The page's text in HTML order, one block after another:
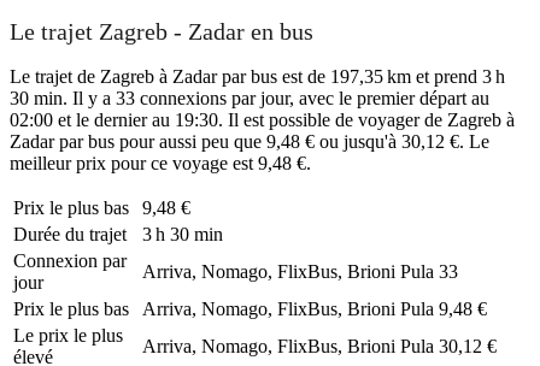
Le trajet Zagreb - Zadar en bus
Le trajet de Zagreb à Zadar par bus est de 197,35 km et prend 3 h
30 min. Il y a 33 connexions par jour, avec le premier départ au
02:00 et le dernier au 19:30. Il est possible de voyager de Zagreb à
Zadar par bus pour aussi peu que 9,48 € ou jusqu'à 30,12 €. Le
meilleur prix pour ce voyage est 9,48 €.
Prix ​​le plus bas
9,48 €
Durée du trajet
3 h 30 min
Connexion par
jour
Arriva, Nomago, FlixBus, Brioni Pula 33
Prix ​​le plus bas
Arriva, Nomago, FlixBus, Brioni Pula 9,48 €
Le prix le plus
élevé
Arriva, Nomago, FlixBus, Brioni Pula 30,12 €